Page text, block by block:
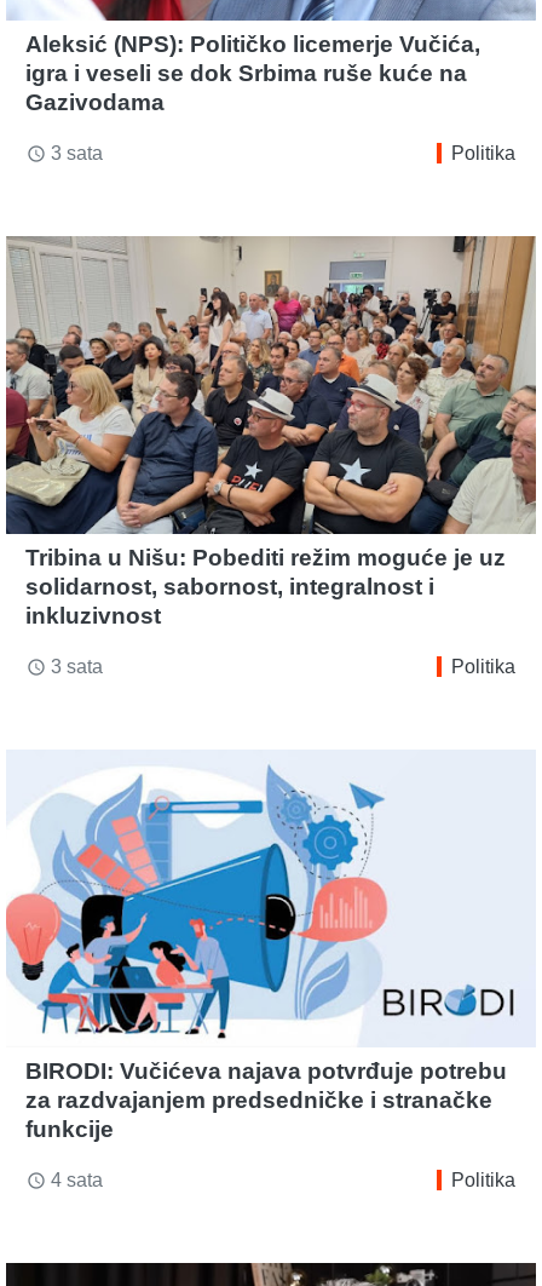
Aleksić (NPS): Političko licemerje Vučića,
igra i veseli se dok Srbima ruše kuće na
Gazivodama
access_time 3 sata Politika
Tribina u Nišu: Pobediti režim moguće je uz
solidarnost, sabornost, integralnost i
inkluzivnost
access_time 3 sata Politika
BIRODI: Vučićeva najava potvrđuje potrebu
za razdvajanjem predsedničke i stranačke
funkcije
access_time 4 sata Politika